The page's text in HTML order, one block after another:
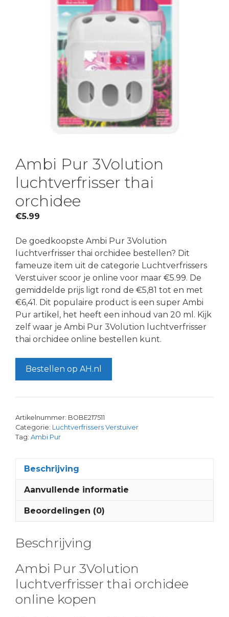
Ambi Pur 3Volution
luchtverfrisser thai
orchidee
€5.99
De goedkoopste Ambi Pur 3Volution
luchtverfrisser thai orchidee bestellen? Dit
fameuze item uit de categorie Luchtverfrissers
Verstuiver scoor je online voor maar €5.99. De
gemiddelde prijs ligt rond de €5,81 tot en met
€6,41. Dit populaire product is een super Ambi
Pur artikel, het heeft een inhoud van 20 ml. Kijk
zelf waar je Ambi Pur 3Volution luchtverfrisser
thai orchidee online bestellen kunt.
Bestellen op AH.nl
Artikelnummer: BOBE217511
Categorie: Luchtverfrissers Verstuiver
Tag: Ambi Pur
Beschrijving
Aanvullende informatie
Beoordelingen (0)
Beschrijving
Ambi Pur 3Volution
luchtverfrisser thai orchidee
online kopen